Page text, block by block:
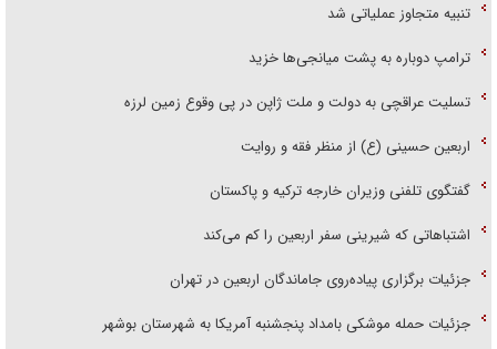
تنبیه متجاوز عملیاتی شد
ترامپ دوباره به پشت میانجی‌ها خزید
تسلیت عراقچی به دولت و ملت ژاپن در پی وقوع زمین لرزه
اربعین حسینی (ع) از منظر فقه و روایت
گفتگوی تلفنی وزیران خارجه ترکیه و پاکستان
اشتباهاتی که شیرینی سفر اربعین را کم می‌کند
جزئیات برگزاری پیاده‌روی جاماندگان اربعین در تهران
جزئیات حمله موشکی بامداد پنجشنبه آمریکا به شهرستان بوشهر